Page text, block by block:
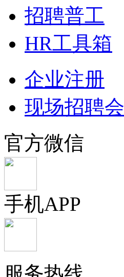
招聘普工
HR工具箱
企业注册
现场招聘会
官方微信
手机APP